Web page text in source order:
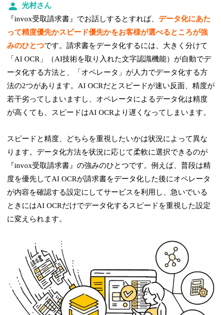
光村さん
『invox受取請求書』でお話しするとすれば、データ化にあた
って精度優先かスピード優先かをお客様が選べるところが強
みのひとつです。請求書をデータ化するには、大きく分けて
「AI OCR」（AI技術を取り入れた文字認識機能）が自動でデ
ータ化する方法と、「オペレータ」が人力でデータ化する方
法の2つがあります。AI OCRだとスピードが速い反面、精度が
若干劣ってしまいますし、オペレータによるデータ化は精度
が高くても、スピードはAI OCRより遅くなってしまいます。
スピードと精度、どちらを重視したいかは状況によって異な
ります。データ化方法を状況に応じて柔軟に選択できるのが
『invox受取請求書』の強みのひとつです。例えば、普段は精
度を優先してAI OCRが請求書をデータ化した後にオペレータ
が内容を確認する設定にしてサービスを利用し、急いでいる
ときにはAI OCRだけでデータ化するスピードを重視した設定
に変えられます。